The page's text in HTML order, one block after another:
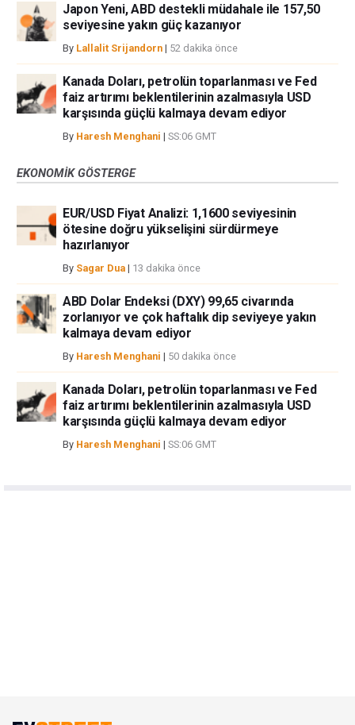
Japon Yeni, ABD destekli müdahale ile 157,50
seviyesine yakın güç kazanıyor
By Lallalit Srijandorn | 52 dakika önce
Kanada Doları, petrolün toparlanması ve Fed
faiz artırımı beklentilerinin azalmasıyla USD
karşısında güçlü kalmaya devam ediyor
By Haresh Menghani | SS:06 GMT
EKONOMIK GÖSTERGE
EUR/USD Fiyat Analizi: 1,1600 seviyesinin
ötesine doğru yükselişini sürdürmeye
hazırlanıyor
By Sagar Dua | 13 dakika önce
ABD Dolar Endeksi (DXY) 99,65 civarında
zorlanıyor ve çok haftalık dip seviyeye yakın
kalmaya devam ediyor
By Haresh Menghani | 50 dakika önce
Kanada Doları, petrolün toparlanması ve Fed
faiz artırımı beklentilerinin azalmasıyla USD
karşısında güçlü kalmaya devam ediyor
By Haresh Menghani | SS:06 GMT